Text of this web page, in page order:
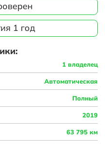
1 год
1 владелец
Автоматическая
Полный
2019
63 795 км